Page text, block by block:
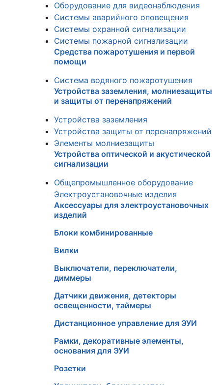
Оборудование для видеонаблюдения
Системы аварийного оповещения
Системы охранной сигнализации
Системы пожарной сигнализации
Средства пожаротушения и первой
помощи
Система водяного пожаротушения
Устройства заземления, молниезащиты
и защиты от перенапряжений
Устройства заземления
Устройства защиты от перенапряжений
Элементы молниезащиты
Устройства оптической и акустической
сигнализации
Общепромышленное оборудование
Электроустановочные изделия
Аксессуары для электроустановочных
изделий
Блоки комбинированные
Вилки
Выключатели, переключатели,
диммеры
Датчики движения, детекторы
освещенности, таймеры
Дистанционное управление для ЭУИ
Рамки, декоративные элементы,
основания для ЭУИ
Розетки